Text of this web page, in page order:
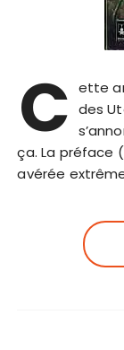
C ette
des
ça. La préface
avérée